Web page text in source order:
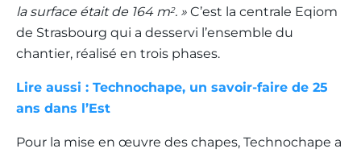
la surface était de 164 m2. » C’est la centrale Eqiom
de Strasbourg qui a desservi l’ensemble du
chantier, réalisé en trois phases.
Lire aussi : Technochape, un savoir-faire de 25
ans dans l’Est
Pour la mise en œuvre des chapes, Technochape a